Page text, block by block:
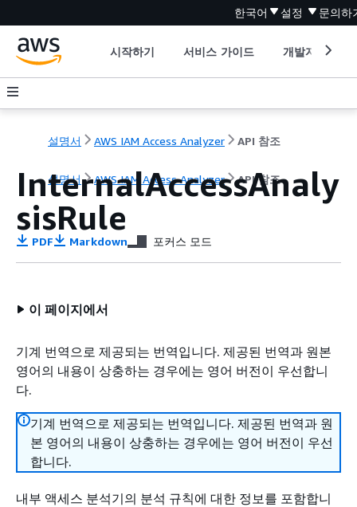
한국어 설정 문의하
시작하기 서비스 가이드 개발자 도구
설명서 AWS IAM Access Analyzer API 참조
설명서 AWS IAM Access Analyzer API 참조
InternalAccessAnaly
sisRule
PDF Markdown 포커스 모드
이 페이지에서
기계 번역으로 제공되는 번역입니다. 제공된 번역과 원본
영어의 내용이 상충하는 경우에는 영어 버전이 우선합니
다.
기계 번역으로 제공되는 번역입니다. 제공된 번역과 원
본 영어의 내용이 상충하는 경우에는 영어 버전이 우선
합니다.
내부 액세스 분석기의 분석 규칙에 대한 정보를 포함합니